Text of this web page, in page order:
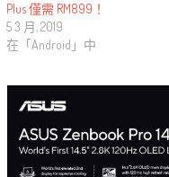
Plus 僅需 RM899！
5 3 月, 2019
在「Android」中